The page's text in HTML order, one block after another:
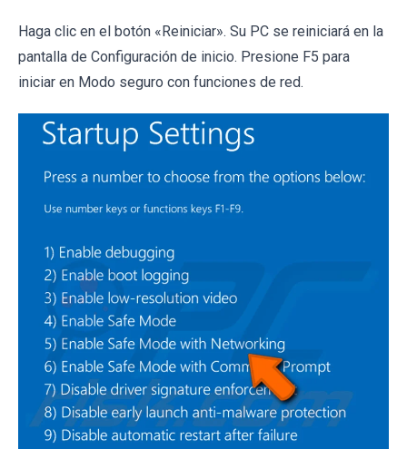
Haga clic en el botón «Reiniciar». Su PC se reiniciará en la
pantalla de Configuración de inicio. Presione F5 para
iniciar en Modo seguro con funciones de red.